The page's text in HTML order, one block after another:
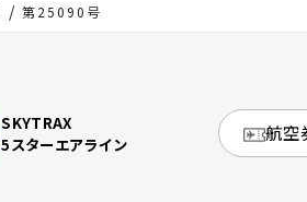
第25090号
SKYTRAX
5スターエアライン
航空